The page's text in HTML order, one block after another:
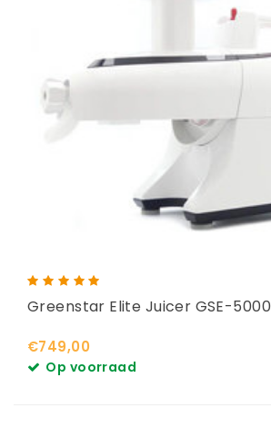
Greenstar Elite Juicer GSE-5000
€749,00
Op voorraad